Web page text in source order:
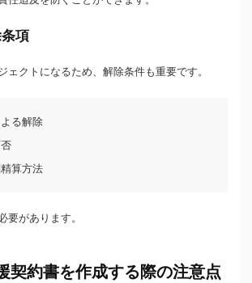
項
ェクトになるため、解除条件も重要です。
る解除
算方法
要があります。
契約書を作成する際の注意点